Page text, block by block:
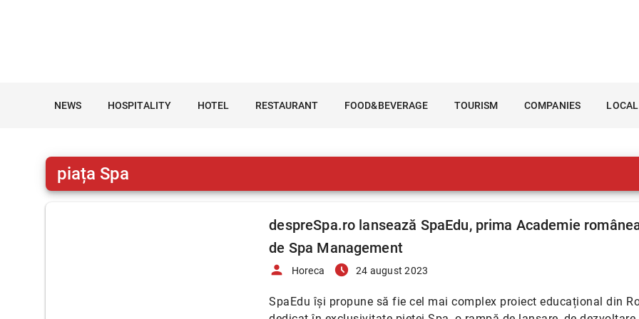
NEWS HOSPITALITY HOTEL RESTAURANT FOOD&BEVERAGE TOURISM COMPANIES
piața Spa
despreSpa.ro lansează SpaEdu, prima Academie
de Spa Management
person Horeca access_time_filled 24 august 2023
SpaEdu își propune să fie cel mai complex proiect educațional din